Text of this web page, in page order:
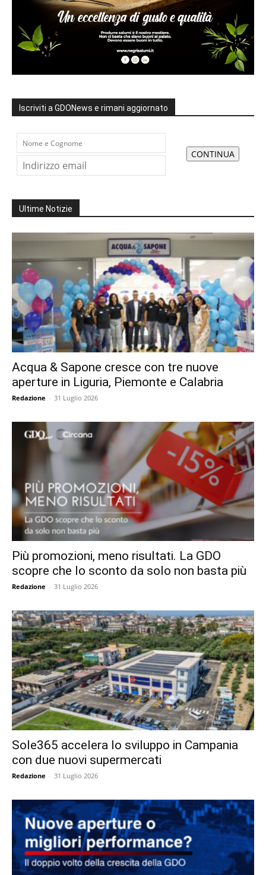
Iscriviti a GDONews e rimani aggiornato
Ultime Notizie
Acqua & Sapone cresce con tre nuove
aperture in Liguria, Piemonte e Calabria
Redazione - 31 Luglio 2026
Più promozioni, meno risultati. La GDO
scopre che lo sconto da solo non basta più
Redazione - 31 Luglio 2026
Sole365 accelera lo sviluppo in Campania
con due nuovi supermercati
Redazione - 31 Luglio 2026